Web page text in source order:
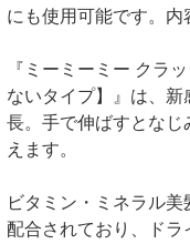
にも使用可能です。内
『ミーミーミー クラ
ないタイプ】』は、
長。手で伸ばすとな
えます。
ビタミン・ミネラル
配合されており、ド